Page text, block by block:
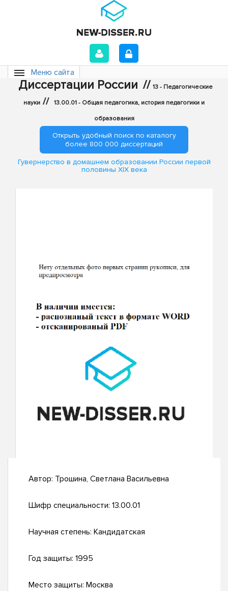
Меню сайта
Диссертации России // 13 - Педагогические
науки // 13.00.01 - Общая педагогика, история педагогики и
образования
Открыть удобный поиск по каталогу
более 800 000 диссертаций
Гувернерство в домашнем образовании России первой
половины XIX века
Автор: Трошина, Светлана Васильевна
Шифр специальности: 13.00.01
Научная степень: Кандидатская
Год защиты: 1995
Место защиты: Москва